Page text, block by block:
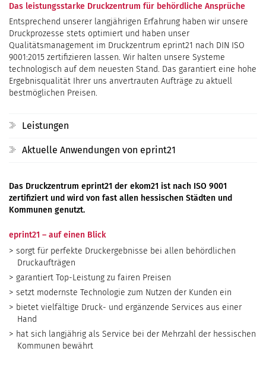
Das leistungsstarke Druckzentrum für behördliche Ansprüche
Entsprechend unserer langjährigen Erfahrung haben wir unsere
Druckprozesse stets optimiert und haben unser
Qualitätsmanagement im Druckzentrum eprint21 nach DIN ISO
9001:2015 zertifizieren lassen. Wir halten unsere Systeme
technologisch auf dem neuesten Stand. Das garantiert eine hohe
Ergebnisqualität Ihrer uns anvertrauten Aufträge zu aktuell
bestmöglichen Preisen.
Leistungen
Aktuelle Anwendungen von eprint21
Das Druckzentrum eprint21 der ekom21 ist nach ISO 9001
zertifiziert und wird von fast allen hessischen Städten und
Kommunen genutzt.
eprint21 – auf einen Blick
sorgt für perfekte Druckergebnisse bei allen behördlichen
Druckaufträgen
garantiert Top-Leistung zu fairen Preisen
setzt modernste Technologie zum Nutzen der Kunden ein
bietet vielfältige Druck- und ergänzende Services aus einer
Hand
hat sich langjährig als Service bei der Mehrzahl der hessischen
Kommunen bewährt